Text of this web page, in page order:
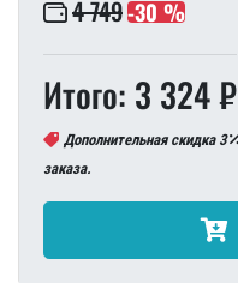
4 749-30 %
Итого: 3 324 ₽
Дополнительная скидка 3
заказа.